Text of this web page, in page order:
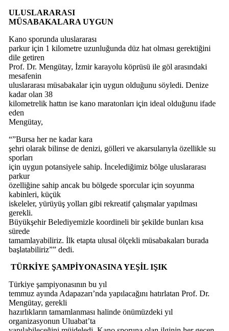
ULUSLARARASI
MÜSABAKALARA UYGUN
Kano sporunda uluslararası
parkur için 1 kilometre uzunluğunda düz hat olması gerektiğini
dile getiren
Prof. Dr. Mengütay, İzmir karayolu köprüsü ile göl arasındaki
mesafenin
uluslararası müsabakalar için uygun olduğunu söyledi. Denize
kadar olan 38
kilometrelik hattın ise kano maratonları için ideal olduğunu ifade
eden
Mengütay,
“”Bursa her ne kadar kara
şehri olarak bilinse de denizi, gölleri ve akarsularıyla özellikle su
sporları
için uygun potansiyele sahip. İncelediğimiz bölge uluslararası
parkur
özelliğine sahip ancak bu bölgede sporcular için soyunma
kabinleri, küçük
iskeleler, yürüyüş yolları gibi rekreatif çalışmalar yapılması
gerekli.
Büyükşehir Belediyemizle koordineli bir şekilde bunları kısa
sürede
tamamlayabiliriz. İlk etapta ulusal ölçekli müsabakaları burada
başlatabiliriz”” dedi.
TÜRKİYE ŞAMPİYONASINA YEŞİL IŞIK
Türkiye şampiyonasının bu yıl
temmuz ayında Adapazarı’nda yapılacağını hatırlatan Prof. Dr.
Mengütay, gerekli
hazırlıkların tamamlanması halinde önümüzdeki yıl
organizasyonun Uluabat’ta